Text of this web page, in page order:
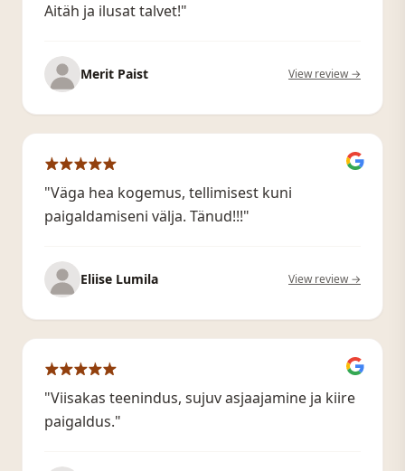
Aitäh ja ilusat talvet!"
Merit Paist View review →
"Väga hea kogemus, tellimisest kuni
paigaldamiseni välja. Tänud!!!"
Eliise Lumila View review →
"Viisakas teenindus, sujuv asjaajamine ja kiire
paigaldus."